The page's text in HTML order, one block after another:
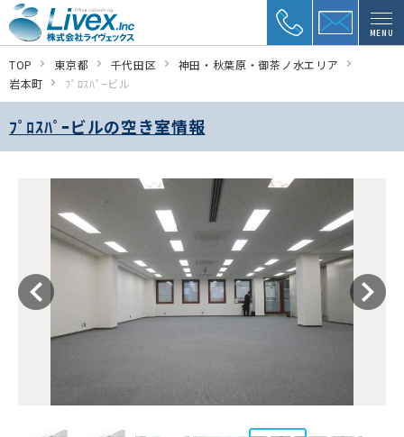
MENU
TOP 東京都 千代田区
神田・秋葉原・御茶ノ水エリア
岩本町
ﾌﾟﾛｽﾊﾟｰビル
ﾌﾟﾛｽﾊﾟｰビルの空き室情報